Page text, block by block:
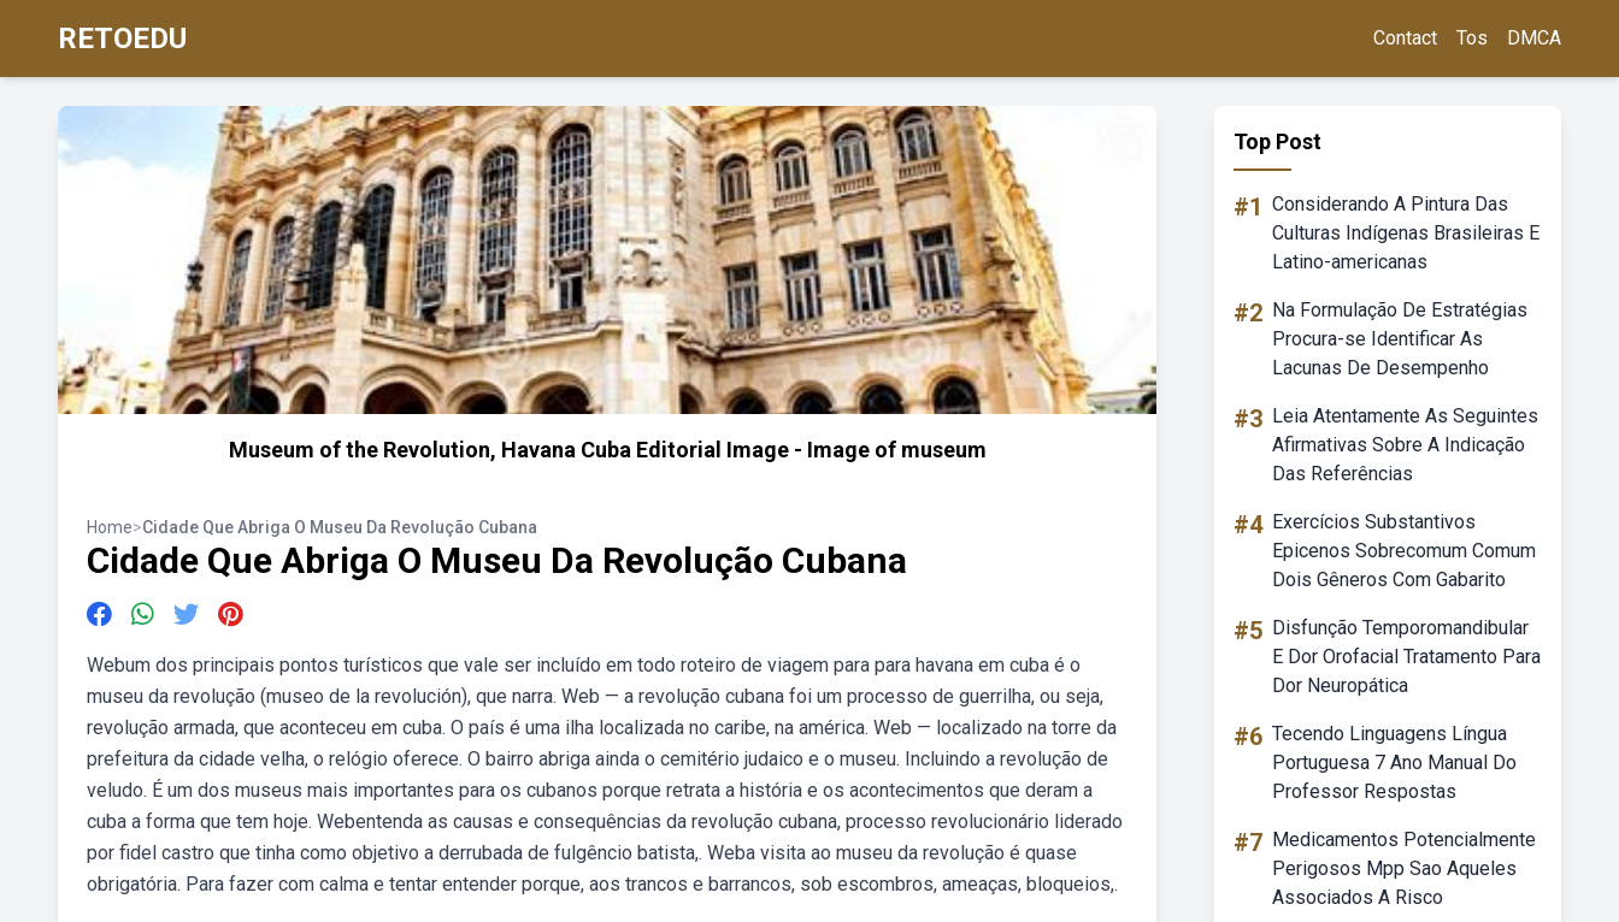
RETOEDU Contact Tos DMCA
Museum of the Revolution, Havana Cuba Editorial Image - Image of museum
Home>Cidade Que Abriga O Museu Da Revolução Cubana
Cidade Que Abriga O Museu Da Revolução Cubana
Webum dos principais pontos turísticos que vale ser incluído em todo roteiro de viagem para para havana em cuba é o
museu da revolução (museo de la revolución), que narra. Web — a revolução cubana foi um processo de guerrilha, ou seja,
revolução armada, que aconteceu em cuba. O país é uma ilha localizada no caribe, na américa. Web — localizado na torre da
prefeitura da cidade velha, o relógio oferece. O bairro abriga ainda o cemitério judaico e o museu. Incluindo a revolução de
veludo. É um dos museus mais importantes para os cubanos porque retrata a história e os acontecimentos que deram a
cuba a forma que tem hoje. Webentenda as causas e consequências da revolução cubana, processo revolucionário liderado
por fidel castro que tinha como objetivo a derrubada de fulgêncio batista,. Weba visita ao museu da revolução é quase
obrigatória. Para fazer com calma e tentar entender porque, aos trancos e barrancos, sob escombros, ameaças, bloqueios,.
Top Post
#1 Considerando A Pintura Das
Culturas Indígenas Brasileiras E
Latino-americanas
#2 Na Formulação De Estratégias
Procura-se Identificar As
Lacunas De Desempenho
#3 Leia Atentamente As Seguintes
Afirmativas Sobre A Indicação
Das Referências
#4 Exercícios Substantivos
Epicenos Sobrecomum Comum
Dois Gêneros Com Gabarito
#5 Disfunção Temporomandibular
E Dor Orofacial Tratamento Para
Dor Neuropática
#6 Tecendo Linguagens Língua
Portuguesa 7 Ano Manual Do
Professor Respostas
#7 Medicamentos Potencialmente
Perigosos Mpp Sao Aqueles
Associados A Risco